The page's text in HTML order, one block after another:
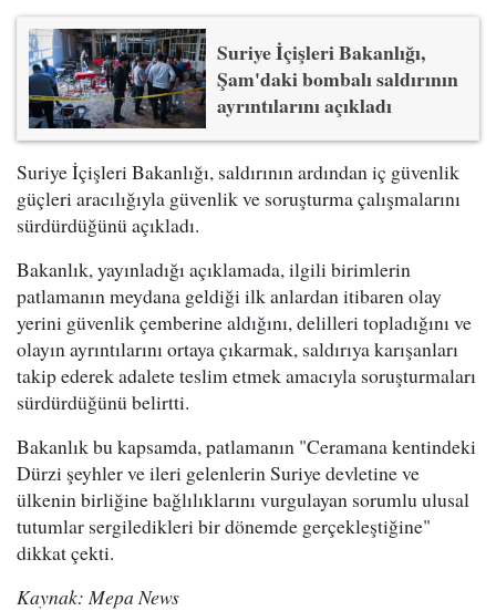
Suriye İçişleri Bakanlığı,
Şam'daki bombalı saldırının
ayrıntılarını açıkladı
Suriye İçişleri Bakanlığı, saldırının ardından iç güvenlik
güçleri aracılığıyla güvenlik ve soruşturma çalışmalarını
sürdürdüğünü açıkladı.
Bakanlık, yayınladığı açıklamada, ilgili birimlerin
patlamanın meydana geldiği ilk anlardan itibaren olay
yerini güvenlik çemberine aldığını, delilleri topladığını ve
olayın ayrıntılarını ortaya çıkarmak, saldırıya karışanları
takip ederek adalete teslim etmek amacıyla soruşturmaları
sürdürdüğünü belirtti.
Bakanlık bu kapsamda, patlamanın "Ceramana kentindeki
Dürzi şeyhler ve ileri gelenlerin Suriye devletine ve
ülkenin birliğine bağlılıklarını vurgulayan sorumlu ulusal
tutumlar sergiledikleri bir dönemde gerçekleştiğine"
dikkat çekti.
Kaynak: Mepa News